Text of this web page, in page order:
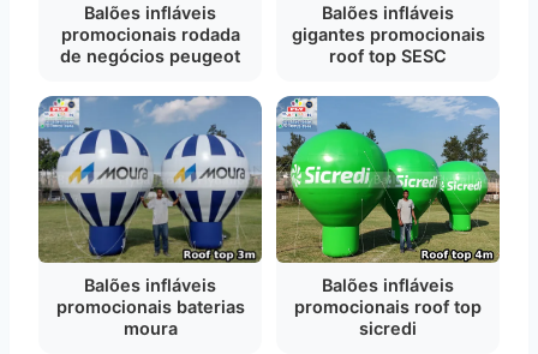
Balões infláveis
promocionais rodada
de negócios peugeot
Balões infláveis
gigantes promocionais
roof top SESC
Balões infláveis
promocionais baterias
moura
Balões infláveis
promocionais roof top
sicredi